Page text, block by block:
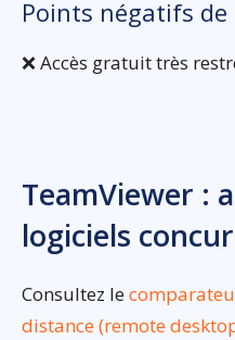
Points négatifs de
❌ Accès gratuit très
TeamViewer :
logiciels
Consultez le
distance (remote